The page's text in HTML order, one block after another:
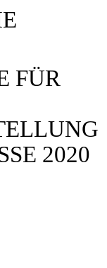
FÜR
2020